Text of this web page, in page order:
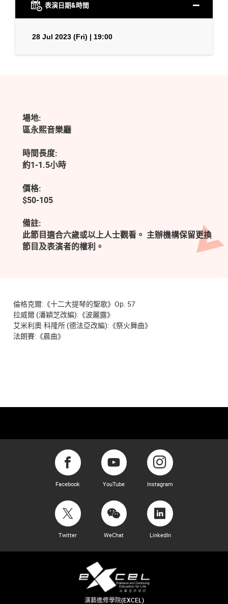
表演日期&時間
28 Jul 2023 (Fri) | 19:00
場地:
區永熙音樂廳
時間長度:
約1-1.5小時
價格:
$50-105
備註:
此節目適合六歲或以上人士觀看。 主辦機構保留更換
節目及表演者的權利。
倫格克爾:《十二大提琴的聖歌》Op. 57
拉威爾 (潘穎芝改編):《波麗露》
艾米利奧·科隆所 (德法亞改編):《祭火舞曲》
法朗賽:《晨曲》
Facebook YouTube Instagram
Twitter WeChat LinkedIn
演藝進修學院(EXCEL)